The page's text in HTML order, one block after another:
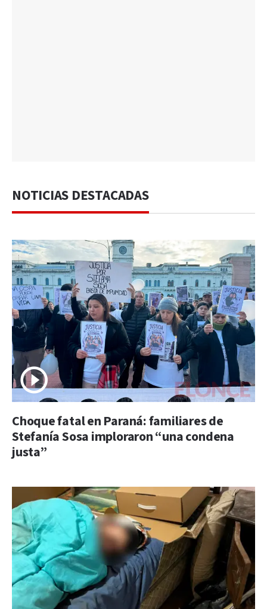
NOTICIAS DESTACADAS
Choque fatal en Paraná: familiares de
Stefanía Sosa imploraron “una condena
justa”